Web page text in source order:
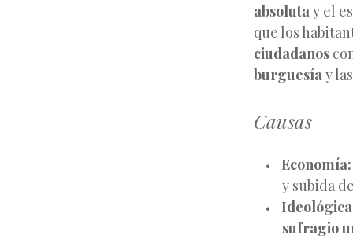
absolutay el
que los
ciudadanos
burguesíay
Causas
Economía:
y subida
sufragio